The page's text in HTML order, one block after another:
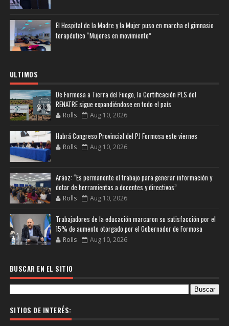
El Hospital de la Madre y la Mujer puso en marcha el gimnasio
terapéutico “Mujeres en movimiento”
ULTIMOS
De Formosa a Tierra del Fuego, la Certificación PLS del
RENATRE sigue expandiéndose en todo el país
Rolls Aug 10, 2026
Habrá Congreso Provincial del PJ Formosa este viernes
Rolls Aug 10, 2026
Aráoz: “Es permanente el trabajo para generar información y
dotar de herramientas a docentes y directivos”
Rolls Aug 10, 2026
Trabajadores de la educación marcaron su satisfacción por el
15% de aumento otorgado por el Gobernador de Formosa
Rolls Aug 10, 2026
BUSCAR EN EL SITIO
SITIOS DE INTERÉS: